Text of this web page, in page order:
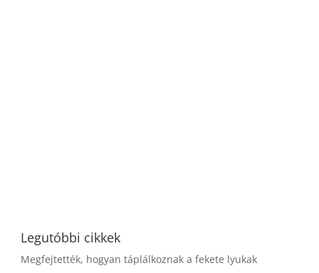
Legutóbbi cikkek
Megfejtették, hogyan táplálkoznak a fekete lyukak